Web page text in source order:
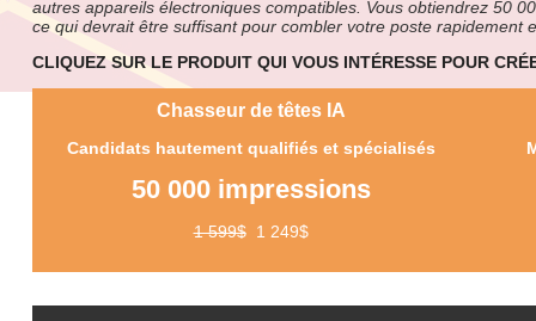
autres appareils électroniques compatibles. Vous obtiendrez 50
ce qui devrait être suffisant pour combler votre poste rapidement
CLIQUEZ SUR LE PRODUIT QUI VOUS INTÉRESSE POUR
Chasseur de têtes IA
Candidats hautement qualifiés et spécialisés
50 000 impressions
1 599$1 249$